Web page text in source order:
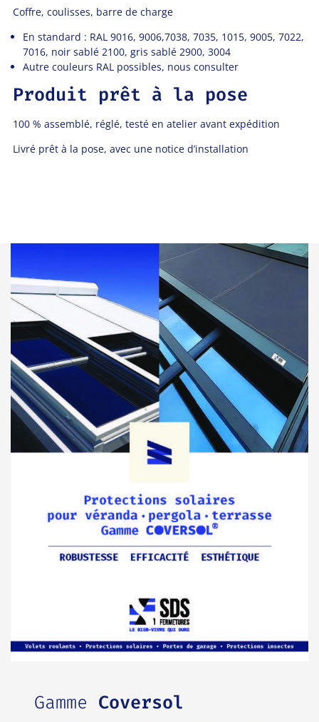
Coffre, coulisses, barre de charge
En standard : RAL 9016, 9006,7038, 7035, 1015, 9005, 7022,
7016, noir sablé 2100, gris sablé 2900, 3004
Autre couleurs RAL possibles, nous consulter
Produit prêt à la pose
100 % assemblé, réglé, testé en atelier avant expédition
Livré prêt à la pose, avec une notice d’installation
Gamme Coversol